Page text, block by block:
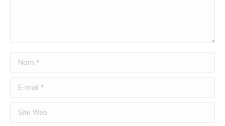
Nom *
E-mail *
Site Web